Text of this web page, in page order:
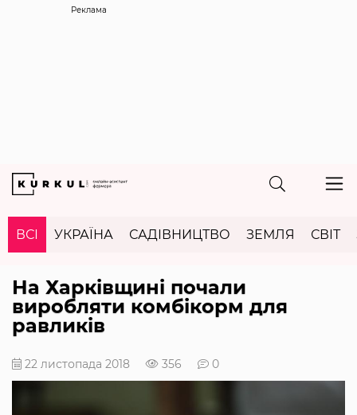
Реклама
ВСІ УКРАЇНА САДІВНИЦТВО ЗЕМЛЯ СВІТ
На Харківщині почали
виробляти комбікорм для
равликів
22 листопада 2018 356 0